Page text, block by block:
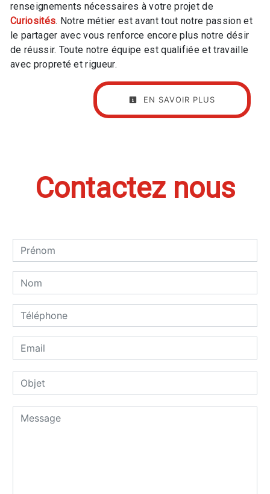
renseignements nécessaires à votre projet de
Curiosités. Notre métier est avant tout notre passion et
le partager avec vous renforce encore plus notre désir
de réussir. Toute notre équipe est qualifiée et travaille
avec propreté et rigueur.
EN SAVOIR PLUS
Contactez nous